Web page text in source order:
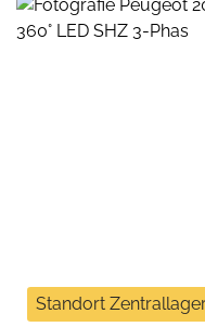
Standort